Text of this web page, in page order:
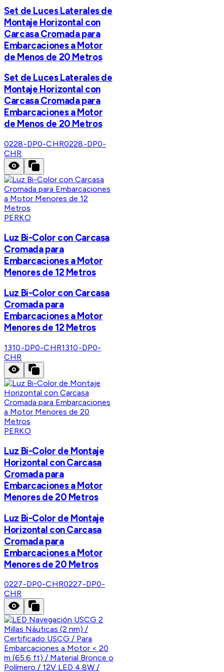
Set de Luces Laterales de
Montaje Horizontal con
Carcasa Cromada para
Embarcaciones a Motor
de Menos de 20 Metros
Set de Luces Laterales de
Montaje Horizontal con
Carcasa Cromada para
Embarcaciones a Motor
de Menos de 20 Metros
0228-DP0-CHR0228-DP0-
CHR
PERKO
Luz Bi-Color con Carcasa
Cromada para
Embarcaciones a Motor
Menores de 12 Metros
Luz Bi-Color con Carcasa
Cromada para
Embarcaciones a Motor
Menores de 12 Metros
1310-DP0-CHR1310-DP0-
CHR
PERKO
Luz Bi-Color de Montaje
Horizontal con Carcasa
Cromada para
Embarcaciones a Motor
Menores de 20 Metros
Luz Bi-Color de Montaje
Horizontal con Carcasa
Cromada para
Embarcaciones a Motor
Menores de 20 Metros
0227-DP0-CHR0227-DP0-
CHR